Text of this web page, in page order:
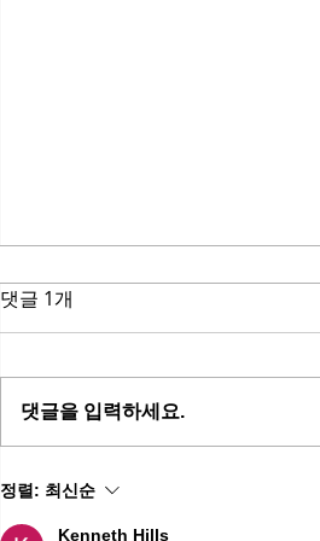
“시대에 맞게” 온라인 마권 발
댓글 1개
댓글을 입력하세요.
정렬: 최신순
Kenneth Hills